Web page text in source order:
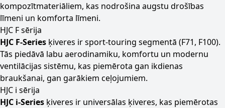
kompozītmateriāliem, kas nodrošina augstu drošības
līmeni un komforta līmeni.
HJC F sērija
HJC F-Series ķiveres ir sport-touring segmentā (F71, F100).
Tās piedāvā labu aerodinamiku, komfortu un modernu
ventilācijas sistēmu, kas piemērota gan ikdienas
braukšanai, gan garākiem ceļojumiem.
HJC i sērija
HJC i-Series ķiveres ir universālas ķiveres, kas piemērotas